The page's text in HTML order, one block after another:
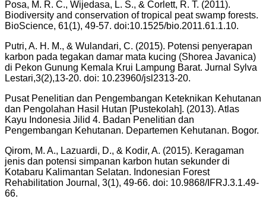
Posa, M. R. C., Wijedasa, L. S., & Corlett, R. T. (2011).
Biodiversity and conservation of tropical peat swamp forests.
BioScience, 61(1), 49-57. doi:10.1525/bio.2011.61.1.10.
Putri, A. H. M., & Wulandari, C. (2015). Potensi penyerapan
karbon pada tegakan damar mata kucing (Shorea Javanica)
di Pekon Gunung Kemala Krui Lampung Barat. Jurnal Sylva
Lestari,3(2),13-20. doi: 10.23960/jsl2313-20.
Pusat Penelitian dan Pengembangan Keteknikan Kehutanan
dan Pengolahan Hasil Hutan [Pustekolah]. (2013). Atlas
Kayu Indonesia Jilid 4. Badan Penelitian dan
Pengembangan Kehutanan. Departemen Kehutanan. Bogor.
Qirom, M. A., Lazuardi, D., & Kodir, A. (2015). Keragaman
jenis dan potensi simpanan karbon hutan sekunder di
Kotabaru Kalimantan Selatan. Indonesian Forest
Rehabilitation Journal, 3(1), 49-66. doi: 10.9868/IFRJ.3.1.49-
66.